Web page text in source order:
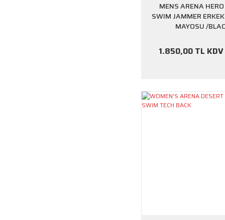
MENS ARENA
SWIM JAMMER
MAYOSU /
1.850,00 TL